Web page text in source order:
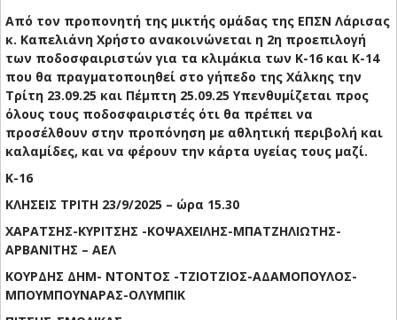
Από τον προπονητή της μικτής ομάδας της ΕΠΣΝ Λάρισας
κ. Καπελιάνη Χρήστο ανακοινώνεται η 2η προεπιλογή
των ποδοσφαιριστών για τα κλιμάκια των Κ-16 και Κ-14
που θα πραγματοποιηθεί στο γήπεδο της Χάλκης την
Τρίτη 23.09.25 και Πέμπτη 25.09.25 Υπενθυμίζεται προς
όλους τους ποδοσφαιριστές ότι θα πρέπει να
προσέλθουν στην προπόνηση με αθλητική περιβολή και
καλαμίδες, και να φέρουν την κάρτα υγείας τους μαζί.
Κ-16
ΚΛΗΣΕΙΣ ΤΡΙΤΗ 23/9/2025 – ώρα 15.30
ΧΑΡΑΤΣΗΣ-ΚΥΡΙΤΣΗΣ -ΚΟΨΑΧΕΙΛΗΣ-ΜΠΑΤΖΗΛΙΩΤΗΣ-
ΑΡΒΑΝΙΤΗΣ – ΑΕΛ
ΚΟΥΡΔΗΣ ΔΗΜ- ΝΤΟΝΤΟΣ -ΤΖΙΟΤΖΙΟΣ-ΑΔΑΜΟΠΟΥΛΟΣ-
ΜΠΟΥΜΠΟΥΝΑΡΑΣ-ΟΛΥΜΠΙΚ